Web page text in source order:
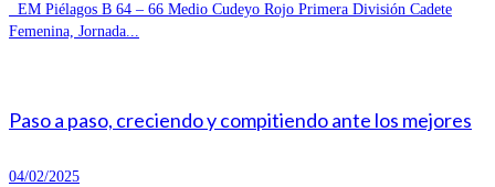
EM Piélagos B 64 – 66 Medio Cudeyo Rojo Primera División Cadete
Femenina, Jornada...
Paso a paso, creciendo y compitiendo ante los mejores
04/02/2025